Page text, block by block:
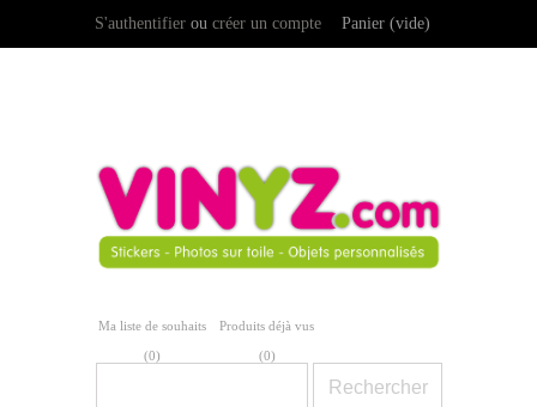
Ma liste de souhaits
(0)
Produits déjà vus
(0)
Panier (vide)
S'authentifier ou créer un compte